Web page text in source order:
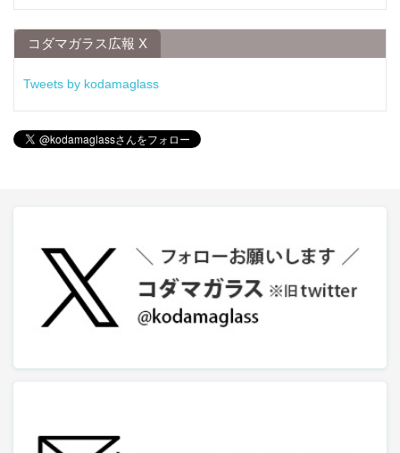
コダマガラス広報 X
Tweets by kodamaglass